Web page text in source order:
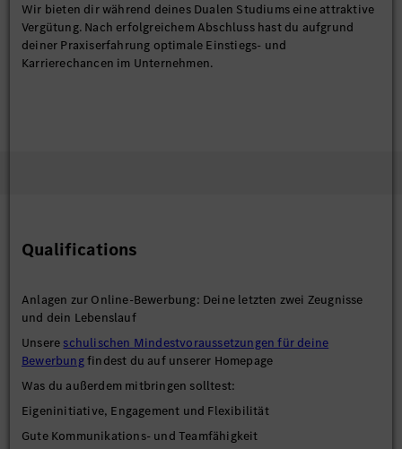
Wir bieten dir während deines Dualen Studiums eine attraktive
Vergütung. Nach erfolgreichem Abschluss hast du aufgrund
deiner Praxiserfahrung optimale Einstiegs- und
Karrierechancen im Unternehmen.
Qualifications
Anlagen zur Online-Bewerbung: Deine letzten zwei Zeugnisse
und dein Lebenslauf
Unsere schulischen Mindestvoraussetzungen für deine
Bewerbungfindest du auf unserer Homepage
Was du außerdem mitbringen solltest:
Eigeninitiative, Engagement und Flexibilität
Gute Kommunikations- und Teamfähigkeit